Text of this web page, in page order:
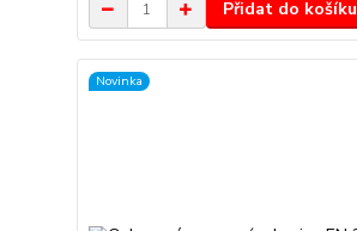
Přidat do košíku
Novinka